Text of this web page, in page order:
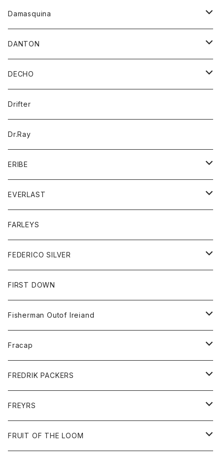
パーカー
Tシャツ
パーカー
ワンピース
ブラウス
キャップ
Damasquina
ウォレット
カードケース
バッグ
DANTON
アウター
コート
ジャケット
アクセサリー
バッグ
キッズ
シャツ
Tシャツ
グッズ
帽子
トップス
シャツ
セーター
ボトム
ショートパンツ
パンツ
レディース
コート
ジャケット
Tシャツ
DECHO
帽子
Drifter
Dr.Ray
ERIBE
ニット
EVERLAST
トップス
ジャケット
スエットシャツ
ボトム
スエットパンツ
グッズ
帽子
FARLEYS
FEDERICO SILVER
アクセサリー
FIRST DOWN
Fisherman Outof Ireiand
ニット
Fracap
グッズ
靴
FREDRIK PACKERS
アクセサリー
バッグ
FREYRS
サングラス
FRUIT OF THE LOOM